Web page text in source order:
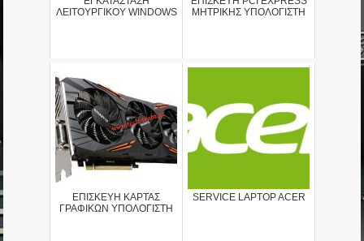
ΛΕΙΤΟΥΡΓΙΚΟΥ WINDOWS
ΜΗΤΡΙΚΗΣ ΥΠΟΛΟΓΙΣΤΗ
ΕΠΙΣΚΕΥΗ ΚΑΡΤΑΣ
ΓΡΑΦΙΚΩΝ ΥΠΟΛΟΓΙΣΤΗ
SERVICE LAPTOP ACER